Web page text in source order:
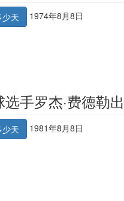
天 1974年8月8日
手罗杰·费德勒
天 1981年8月8日